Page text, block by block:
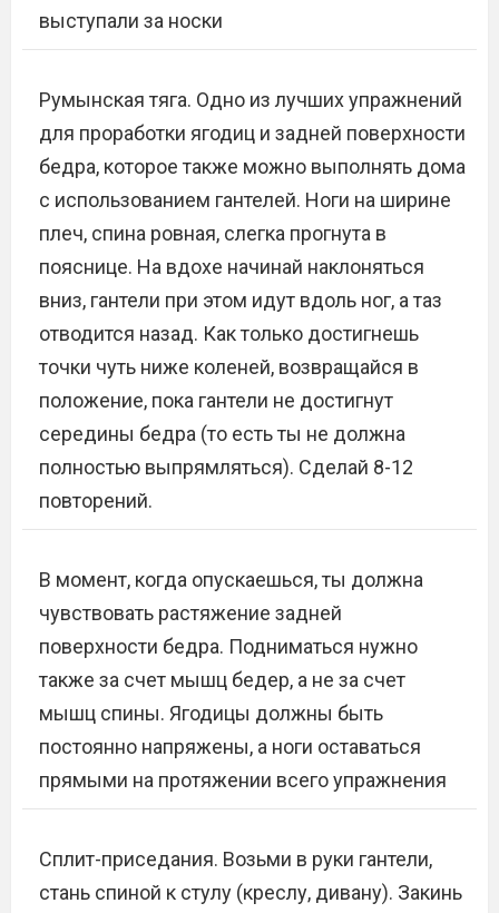
выступали за носки
Румынская тяга. Одно из лучших упражнений
для проработки ягодиц и задней поверхности
бедра, которое также можно выполнять дома
с использованием гантелей. Ноги на ширине
плеч, спина ровная, слегка прогнута в
пояснице. На вдохе начинай наклоняться
вниз, гантели при этом идут вдоль ног, а таз
отводится назад. Как только достигнешь
точки чуть ниже коленей, возвращайся в
положение, пока гантели не достигнут
середины бедра (то есть ты не должна
полностью выпрямляться). Сделай 8-12
повторений.
В момент, когда опускаешься, ты должна
чувствовать растяжение задней
поверхности бедра. Подниматься нужно
также за счет мышц бедер, а не за счет
мышц спины. Ягодицы должны быть
постоянно напряжены, а ноги оставаться
прямыми на протяжении всего упражнения
Сплит-приседания. Возьми в руки гантели,
стань спиной к стулу (креслу, дивану). Закинь